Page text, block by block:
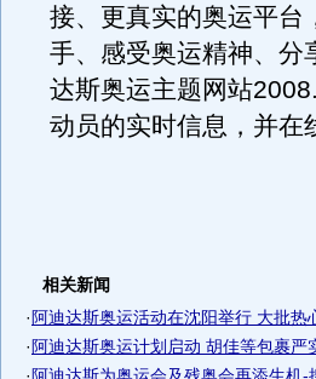
接、更真实的奥运平台
手、感受奥运精神、分
达斯奥运主题网站
动员的实时信息，并在
相关新闻
· 阿迪达斯奥运活动在沈阳举行 大批热
· 阿迪达斯奥运计划启动 胡佳等包裹严